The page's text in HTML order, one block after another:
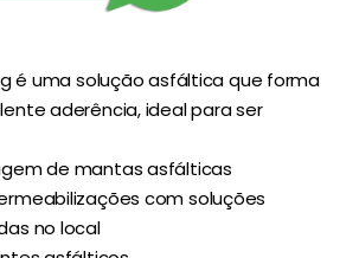
é uma solução asfáltica que forma
aderência, ideal para ser
de mantas asfálticas
com soluções
no local